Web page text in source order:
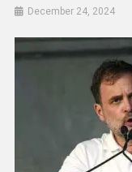
December 24, 2024